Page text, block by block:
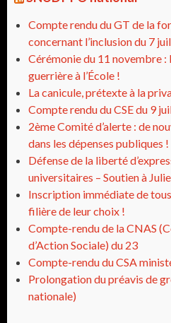
Compte rendu du GT de la
concernant l’inclusion du 7
Cérémonie du 11 novembre :
guerrière à l’École !
La canicule, prétexte à la
Compte rendu du CSE du 9
2ème Comité d’alerte : de
dans les dépenses publiques !
Défense de la liberté
universitaires – Soutien à
Inscription immédiate de
filière de leur choix !
Compte-rendu de la CNAS
d’Action Sociale) du 23
Compte-rendu du CSA
Prolongation du préavis de
nationale)